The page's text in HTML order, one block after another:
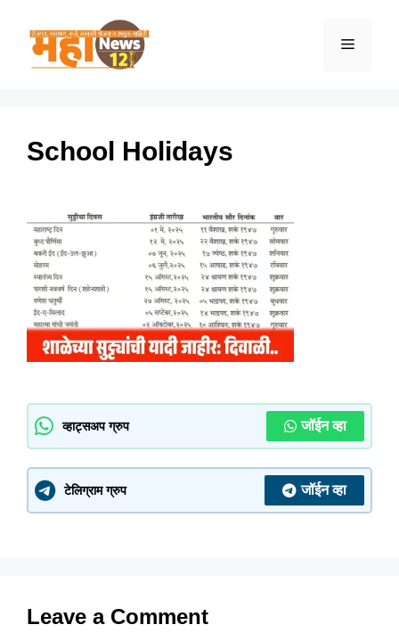
Menu
School Holidays
व्हाट्सअप ग्रुप जॉईन व्हा
टेलिग्राम ग्रुप जॉईन व्हा
Leave a Comment